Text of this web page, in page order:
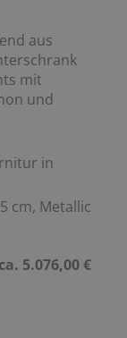
aus
mit
und
in
cm, Metallic
ca. 5.076,00 €